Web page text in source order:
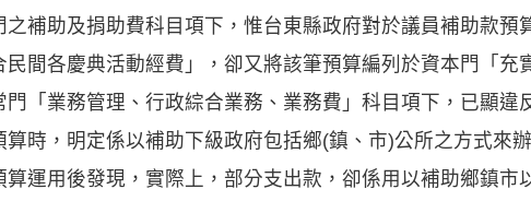
補助及捐助費科目項下，惟台東縣政府對於議員補助款預
間各慶典活動經費」，卻又將該筆預算編列於資本門「充
「業務管理、行政綜合業務、業務費」科目項下，已顯違
，明定係以補助下級政府包括鄉(鎮、市)公所之方式來辦
運用後發現，實際上，部分支出款，卻係用以補助鄉鎮市